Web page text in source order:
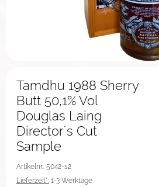
Tamdhu 1988 Sherry
Butt 50,1% Vol
Douglas Laing
Director´s Cut
Sample
Artikelnr.: 5042-s2
Lieferzeit*: 1-3 Werktage